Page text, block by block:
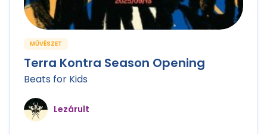
MŰVÉSZET
Terra Kontra Season Opening
Beats for Kids
Lezárult